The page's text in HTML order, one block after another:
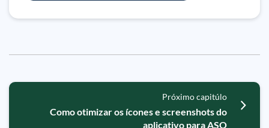
Próximo capitúlo
Como otimizar os ícones e screenshots do
aplicativo para ASO